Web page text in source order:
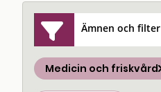
Ämnen och filter
Medicin och friskvård